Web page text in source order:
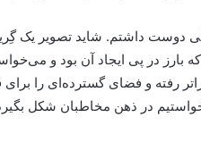
دوست داشتم. شاید تصویر یک
بارز در پی ایجاد آن بود و
رفته و فضای گسترده‌ای را برای
در ذهن مخاطبان شکل